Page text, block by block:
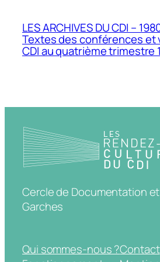
LES ARCHIVES DU CDI –
Textes des conférences et
CDI au quatrième trimestre
Cercle de Documentation
Garches
Qui sommes-nous ?Contact